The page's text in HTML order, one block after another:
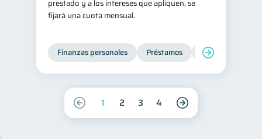
prestado y a los intereses que apliquen, se
fijará una cuota mensual.
Finanzas personales Préstamos Productos
1 2 3 4